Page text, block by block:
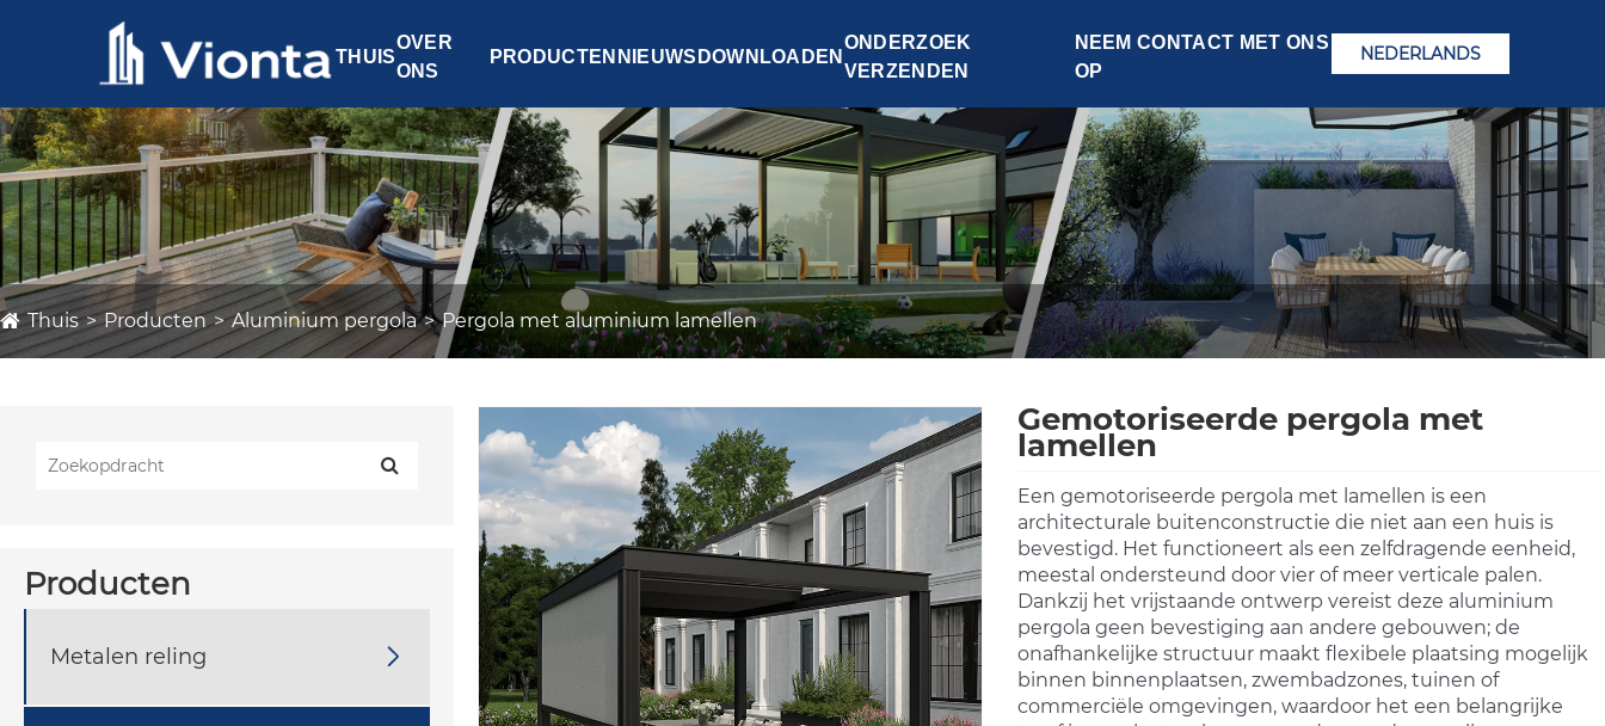
THUIS
OVER
ONS
PRODUCTEN NIEUWS DOWNLOADEN
ONDERZOEK
VERZENDEN
NEEM CONTACT MET ONS
OP
NEDERLANDS
Thuis Producten Aluminium pergola Pergola met aluminium lamellen
Producten
Metalen reling 
Gemotoriseerde pergola met
lamellen
Een gemotoriseerde pergola met lamellen is een
architecturale buitenconstructie die niet aan een huis is
bevestigd. Het functioneert als een zelfdragende eenheid,
meestal ondersteund door vier of meer verticale palen.
Dankzij het vrijstaande ontwerp vereist deze aluminium
pergola geen bevestiging aan andere gebouwen; de
onafhankelijke structuur maakt flexibele plaatsing mogelijk
binnen binnenplaatsen, zwembadzones, tuinen of
commerciële omgevingen, waardoor het een belangrijke